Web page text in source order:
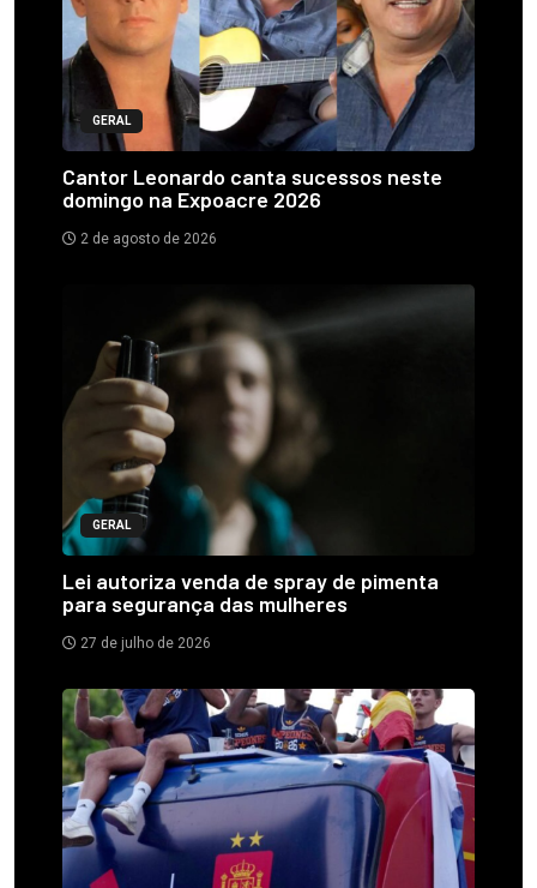
GERAL
Cantor Leonardo canta sucessos neste
domingo na Expoacre 2026
2 de agosto de 2026
GERAL
Lei autoriza venda de spray de pimenta
para segurança das mulheres
27 de julho de 2026